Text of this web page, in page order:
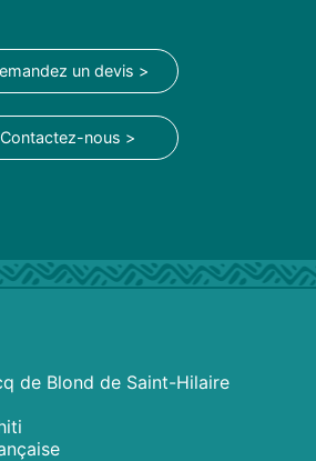
un devis >
Contactez-nous >
de Blond de Saint-Hilaire